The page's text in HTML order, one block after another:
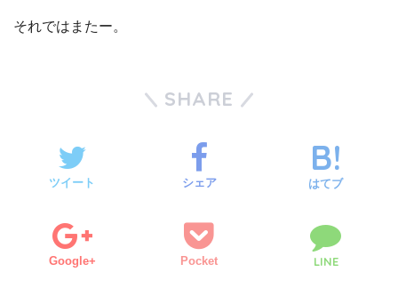
それではまたー。
SHARE
ツイート シェア はてブ
Google+ Pocket LINE